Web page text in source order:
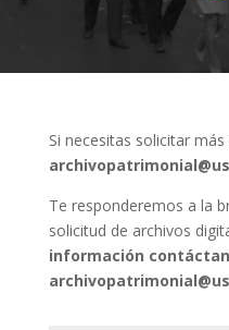
Si necesitas solicitar
Te responderemos a la
solicitud de archivos
información